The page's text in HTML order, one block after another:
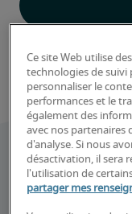
Découvrez
Ce site Web utilise
technologies de suivi
personnaliser le
performances et le
également des
avec nos partenaires
d'analyse. Si nous
désactivation, il sera
l'utilisation de
partager mes